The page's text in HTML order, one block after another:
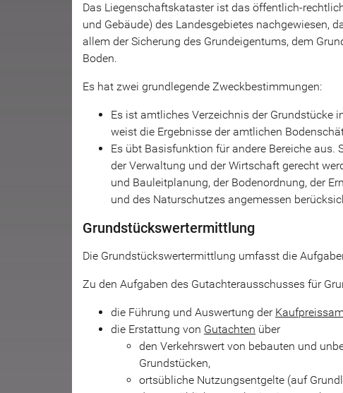
Das Liegenschaftskataster ist das öffentlich-
und Gebäude) des Landesgebietes nachgewiesen,
allem der Sicherung des Grundeigentums, dem
Boden.
Es hat zwei grundlegende Zweckbestimmungen:
Es ist amtliches Verzeichnis der Grundstücke
weist die Ergebnisse der amtlichen
Es übt Basisfunktion für andere Bereiche aus.
der Verwaltung und der Wirtschaft gerecht
und Bauleitplanung, der Bodenordnung, der
und des Naturschutzes angemessen
Grundstückswertermittlung
Die Grundstückswertermittlung umfasst die
Zu den Aufgaben des Gutachterausschusses für
die Führung und Auswertung der
die Erstattung von Gutachten über
den Verkehrswert von bebauten und
Grundstücken,
ortsübliche Nutzungsentgelte (auf